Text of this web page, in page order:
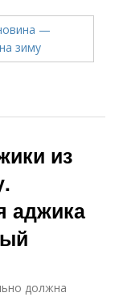
из
аджика
должна